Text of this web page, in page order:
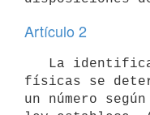
Artículo 2
físicas se
un número